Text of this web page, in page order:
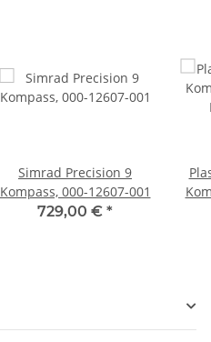
Simrad Precision 9
Kompass, 000-12607-001
729,00 € *